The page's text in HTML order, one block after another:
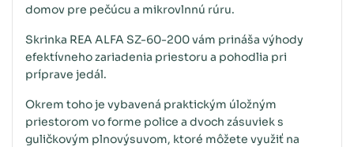
domov pre pečúcu a mikrovlnnú rúru.
Skrinka REA ALFA SZ-60-200 vám prináša výhody
efektívneho zariadenia priestoru a pohodlia pri
príprave jedál.
Okrem toho je vybavená praktickým úložným
priestorom vo forme police a dvoch zásuviek s
guličkovým plnovýsuvom, ktoré môžete využiť na